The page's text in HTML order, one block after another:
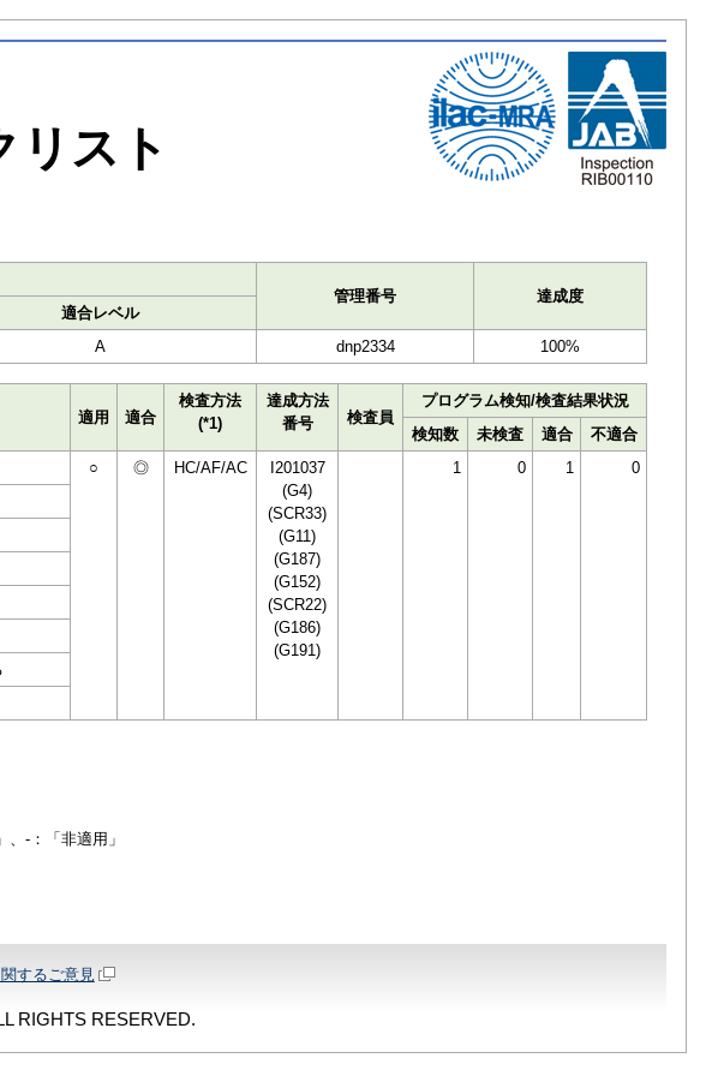
リスト
管理番号
達成度
適合レベル
A dnp2334 100%
適用 適合
検査方法
(*1)
達成方法
番号
検査員
プログラム検知/検査結果状況
検知数
未検査 適合
不適合
○ ◎ HC/AF/AC
I201037
(G4)
(SCR33)
(G11)
(G187)
(G152)
(SCR22)
(G186)
(G191)
1 0 1
0
-：「非適用」
するご意見
RIGHTS RESERVED.